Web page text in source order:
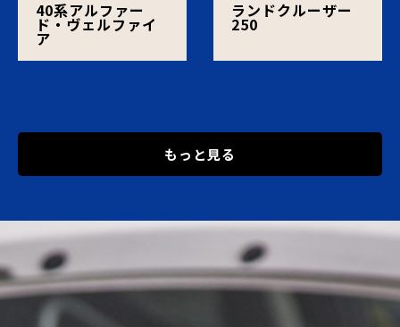
40系アルファー
ド・ヴェルファイ
ア
ランドクルーザー
250
もっと見る